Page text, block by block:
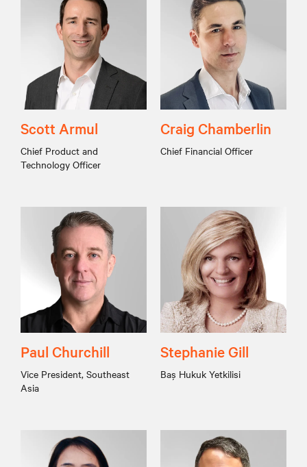
Scott Armul
Chief Product and
Technology Officer
Craig Chamberlin
Chief Financial Officer
Paul Churchill
Vice President, Southeast
Asia
Stephanie Gill
Baş Hukuk Yetkilisi